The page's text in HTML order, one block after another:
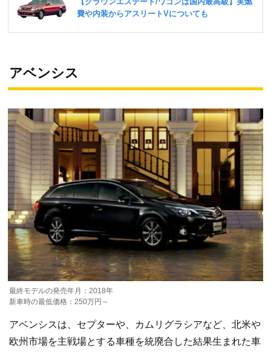
アベンシス
最終モデルの発売年月：2018年
新車時の最低価格：250万円～
アベンシスは、セプターや、カムリグラシアなど、北米や
欧州市場を主戦場とする車種を統廃合した結果生まれた車